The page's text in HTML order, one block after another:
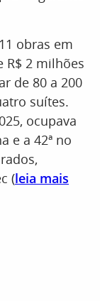
obras em
R$ 2 milhões
de 80 a 200
suítes.
ocupava
e a 42ª no
(leia mais